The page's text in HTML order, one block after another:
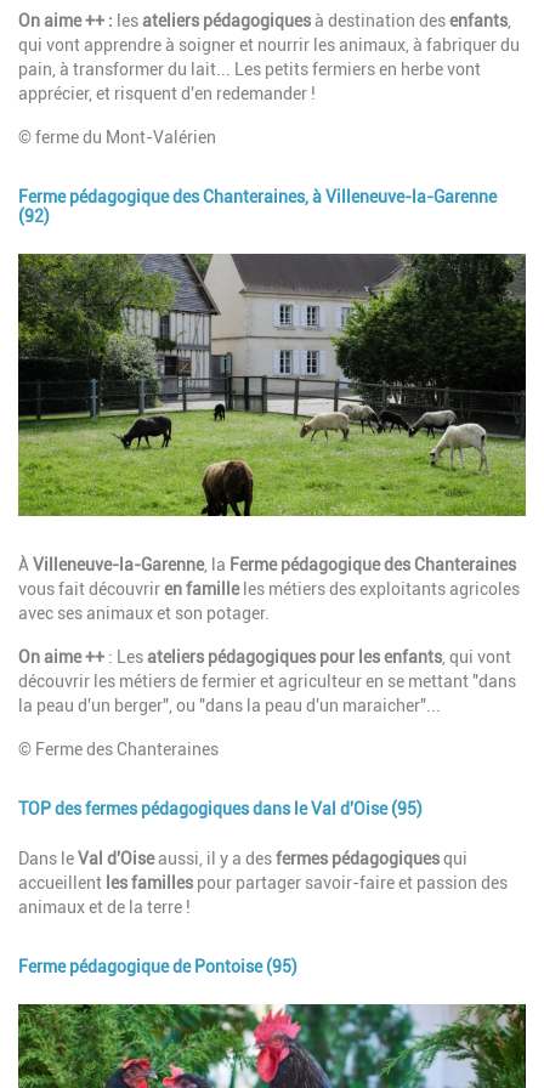
On aime ++ : lesateliers pédagogiquesà destination desenfants
qui vont apprendre à soigner et nourrir les animaux, à fabriquer du
pain, à transformer du lait... Les petits fermiers en herbe vont
apprécier, et risquent d'en redemander !
© ferme du Mont-Valérien
Ferme pédagogique des Chanteraines, à Villeneuve-la-Garenne
(92)
Image
Description
À Villeneuve-la-Garenne, la Ferme pédagogique des Chanteraines
vous fait découvriren familleles métiers des exploitants agricoles
avec ses animaux et son potager.
On aime ++ : Lesateliers pédagogiques pour les enfants , qui vont
découvrir les métiers de fermier et agriculteur en se mettant "dans
la peau d'un berger", ou "dans la peau d'un maraicher"...
© Ferme des Chanteraines
TOP des fermes pédagogiques dans le Val d'Oise (95)
Description
Dans leVal d'Oiseaussi, il y a desfermes pédagogiquesqui
accueillent les familles pour partager savoir-faire et passion des
animaux et de la terre !
Ferme pédagogique de Pontoise (95)
Image